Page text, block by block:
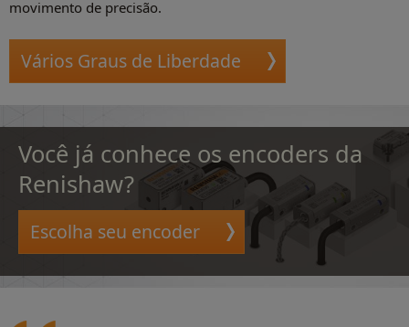
movimento de precisão.
Vários Graus de Liberdade
Você já conhece os encoders da
Renishaw?
Escolha seu encoder